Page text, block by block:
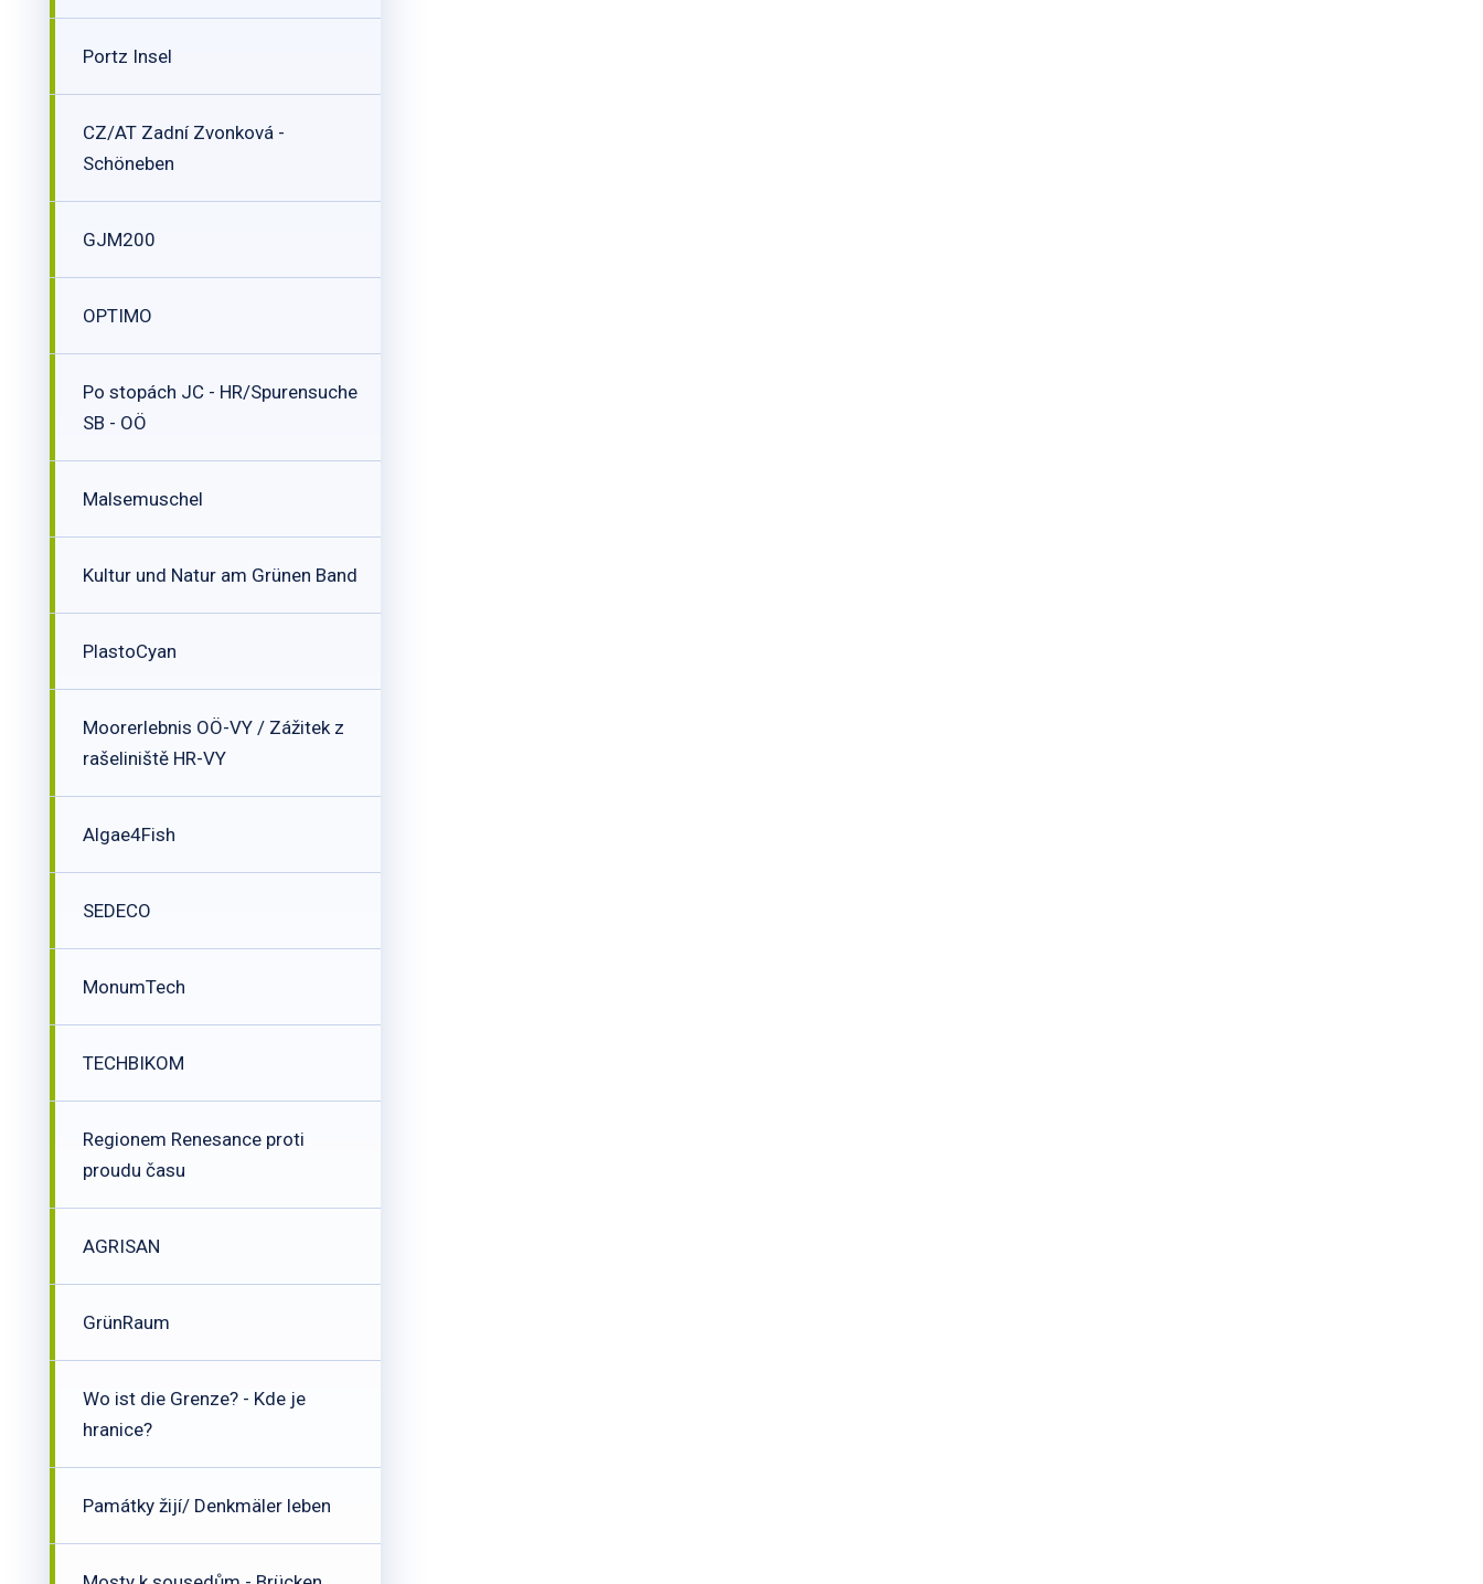
Portz Insel
CZ/AT Zadní Zvonková -
Schöneben
GJM200
OPTIMO
Po stopách JC - HR/Spurensuche
SB - OÖ
Malsemuschel
Kultur und Natur am Grünen Band
PlastoCyan
Moorerlebnis OÖ-VY / Zážitek z
rašeliniště HR-VY
Algae4Fish
SEDECO
MonumTech
TECHBIKOM
Regionem Renesance proti
proudu času
AGRISAN
GrünRaum
Wo ist die Grenze? - Kde je
hranice?
Památky žijí/ Denkmäler leben